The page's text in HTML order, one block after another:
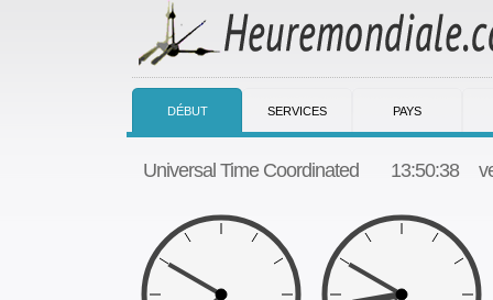
DÉBUT SERVICES PAYS
Universal Time Coordinated 13:50:39